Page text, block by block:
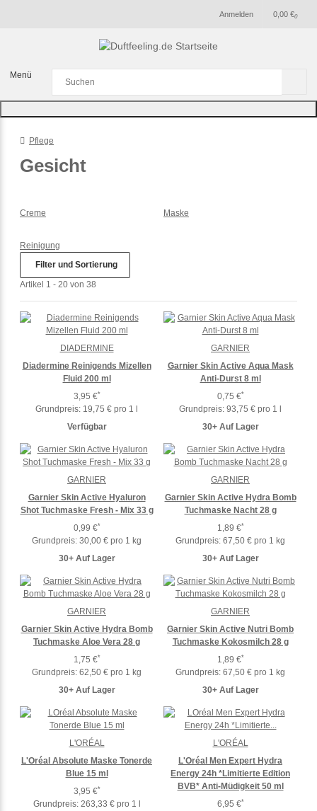
Anmelden 0
0,00 €
Menü
Pflege
Gesicht
Creme Maske
Reinigung
Filter und Sortierung
Artikel 1 - 20 von 38
Diadermine Reinigends Mizellen
Fluid 200 ml
3,95 €*
Grundpreis: 19,75 € pro 1 l
Verfügbar
DIADERMINE
Garnier Skin Active Aqua Mask
Anti-Durst 8 ml
0,75 €*
Grundpreis: 93,75 € pro 1 l
30+ Auf Lager
GARNIER
Garnier Skin Active Hyaluron
Shot Tuchmaske Fresh - Mix 33 g
0,99 €*
Grundpreis: 30,00 € pro 1 kg
30+ Auf Lager
GARNIER
Garnier Skin Active Hydra Bomb
Tuchmaske Nacht 28 g
1,89 €*
Grundpreis: 67,50 € pro 1 kg
30+ Auf Lager
GARNIER
Garnier Skin Active Hydra Bomb
Tuchmaske Aloe Vera 28 g
1,75 €*
Grundpreis: 62,50 € pro 1 kg
30+ Auf Lager
GARNIER
Garnier Skin Active Nutri Bomb
Tuchmaske Kokosmilch 28 g
1,89 €*
Grundpreis: 67,50 € pro 1 kg
30+ Auf Lager
GARNIER
L'Oréal Absolute Maske Tonerde
Blue 15 ml
3,95 €*
Grundpreis: 263,33 € pro 1 l
L'ORÉAL
L'Oréal Men Expert Hydra
Energy 24h *Limitierte Edition
BVB* Anti-Müdigkeit 50 ml
6,95 €*
L'ORÉAL